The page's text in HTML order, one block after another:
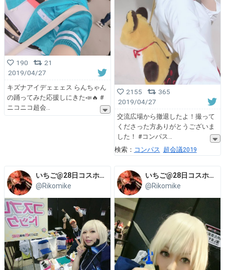
190
21
2019/04/27
キズナアイデェェェス らんちゃん
の踊ってみた応援しにきた📣🔥 #
ニコニコ超会
2155
365
2019/04/27
交流広場から撤退したよ！撮って
くださった方ありがとうございま
した！ #コンパス
検索： コンパス 超会議2019
いちご@28日コスホリ31日コミケ南ア17a
@Rikomike
いちご@28日コスホリ31日コミケ南ア17a
@Rikomike